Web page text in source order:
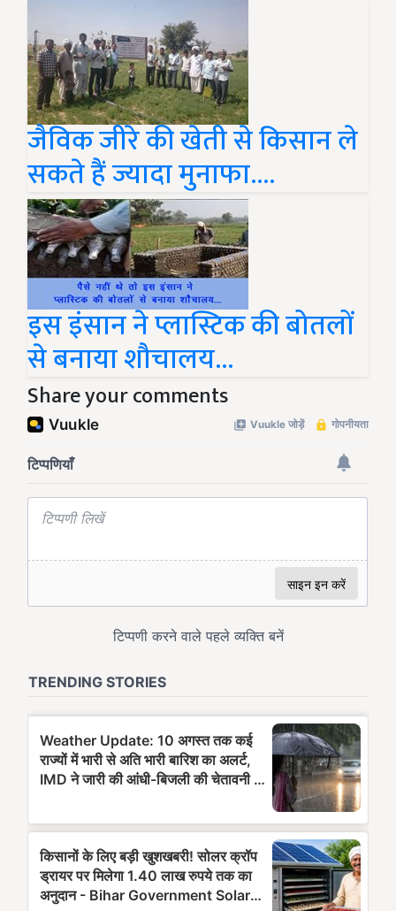
जैविक जीरे की खेती से किसान ले
सकते हैं ज्यादा मुनाफा....
इस इंसान ने प्लास्टिक की बोतलों
से बनाया शौचालय...
Share your comments